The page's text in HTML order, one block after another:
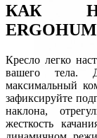
КАК
Кресло легко
вашего тела.
максимальный
зафиксируйте
наклона,
жесткость